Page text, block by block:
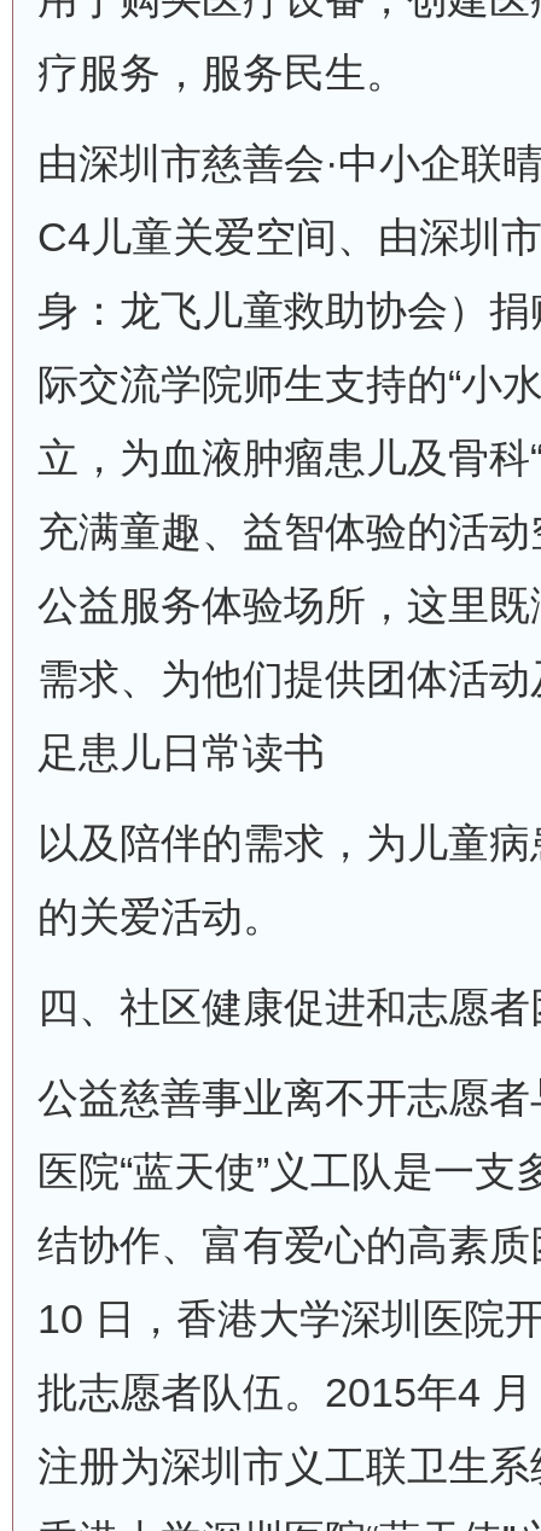
疗服务，服务民生。
由深圳市慈善会·中小企联
C4儿童关爱空间、由深圳
身：龙飞儿童救助协会）
际交流学院师生支持的“小
立，为血液肿瘤患儿及骨科
充满童趣、益智体验的活
公益服务体验场所，这里
需求、为他们提供团体活
足患儿日常读书
以及陪伴的需求，为儿童
的关爱活动。
四、社区健康促进和志愿
公益慈善事业离不开志愿
医院“蓝天使”义工队是一
结协作、富有爱心的高素
10 日，香港大学深圳医院
批志愿者队伍。2015年4
注册为深圳市义工联卫生